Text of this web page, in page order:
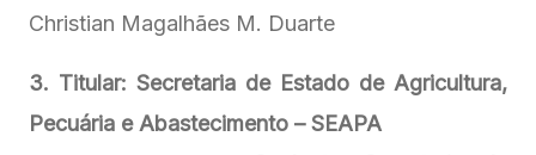
Christian Magalhães M. Duarte
3. Titular: Secretaria de Estado de Agricultura,
Pecuária e Abastecimento – SEAPA